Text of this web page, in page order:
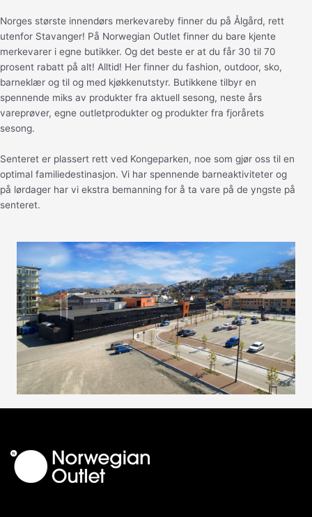
Norges største innendørs merkevareby finner du på Ålgård, rett
utenfor Stavanger! På Norwegian Outlet finner du bare kjente
merkevarer i egne butikker. Og det beste er at du får 30 til 70
prosent rabatt på alt! Alltid! Her finner du fashion, outdoor, sko,
barneklær og til og med kjøkkenutstyr. Butikkene tilbyr en
spennende miks av produkter fra aktuell sesong, neste års
vareprøver, egne outletprodukter og produkter fra fjorårets
sesong.
Senteret er plassert rett ved Kongeparken, noe som gjør oss til en
optimal familiedestinasjon. Vi har spennende barneaktiviteter og
på lørdager har vi ekstra bemanning for å ta vare på de yngste på
senteret.